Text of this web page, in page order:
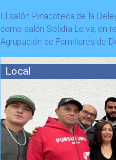
Local
El salón Pinacoteca de la
como salón Solidia Leiva, en
Agrupación de Familiares de